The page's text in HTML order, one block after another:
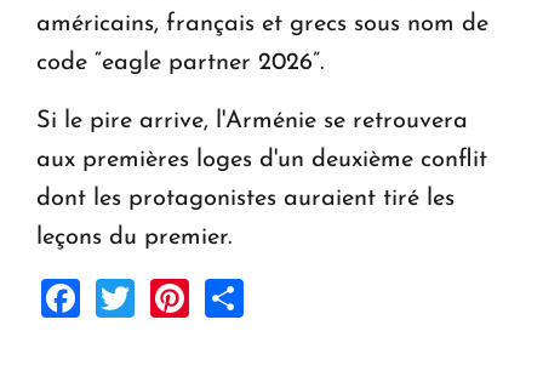
américains, français et grecs sous nom de
code “eagle partner 2026”.
Si le pire arrive, l'Arménie se retrouvera
aux premières loges d'un deuxième conflit
dont les protagonistes auraient tiré les
leçons du premier.
Facebook
TwitterPinterest